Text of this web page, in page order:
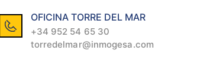
OFICINA TORRE DEL MAR
+34 952 54 65 30
torredelmar@inmogesa.com